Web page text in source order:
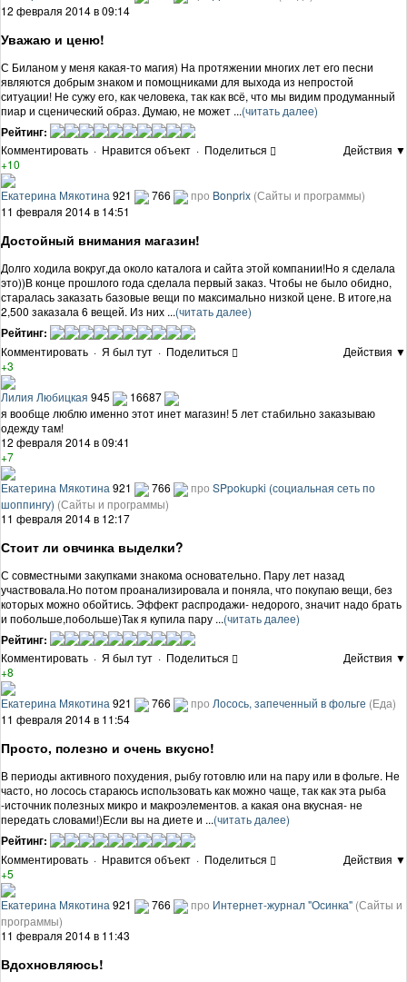
12 февраля 2014 в 09:14
Уважаю и ценю!
С Биланом у меня какая-то магия) На протяжении многих лет его песни
являются добрым знаком и помощниками для выхода из непростой
ситуации! Не сужу его, как человека, так как всё, что мы видим продуманный
пиар и сценический образ. Думаю, не может ...(читать далее)
Рейтинг:
Комментировать · Нравится объект · Поделиться
Действия ▼
+10
Екатерина Мякотина 921 766 про Bonprix (Сайты и программы)
11 февраля 2014 в 14:51
Достойный внимания магазин!
Долго ходила вокруг,да около каталога и сайта этой компании!Но я сделала
это))В конце прошлого года сделала первый заказ. Чтобы не было обидно,
старалась заказать базовые вещи по максимально низкой цене. В итоге,на
2,500 заказала 6 вещей. Из них ...(читать далее)
Рейтинг:
Комментировать · Я был тут · Поделиться
Действия ▼
+3
Лилия Любицкая 945
16687
я вообще люблю именно этот инет магазин! 5 лет стабильно заказываю
одежду там!
12 февраля 2014 в 09:41
+7
Екатерина Мякотина 921 766 про SPpokupki (социальная сеть по
шоппингу) (Сайты и программы)
11 февраля 2014 в 12:17
Стоит ли овчинка выделки?
С совместными закупками знакома основательно. Пару лет назад
участвовала.Но потом проанализировала и поняла, что покупаю вещи, без
которых можно обойтись. Эффект распродажи- недорого, значит надо брать
и побольше,побольше)Так я купила пару ...(читать далее)
Рейтинг:
Комментировать · Я был тут · Поделиться
Действия ▼
+8
Екатерина Мякотина 921 766 про Лосось, запеченный в фольге (Еда)
11 февраля 2014 в 11:54
Просто, полезно и очень вкусно!
В периоды активного похудения, рыбу готовлю или на пару или в фольге. Не
часто, но лосось стараюсь использовать как можно чаще, так как эта рыба
-источник полезных микро и макроэлементов. а какая она вкусная- не
передать словами!)Если вы на диете и ...(читать далее)
Рейтинг:
Комментировать · Нравится объект · Поделиться
Действия ▼
+5
Екатерина Мякотина 921 766 про Интернет-журнал "Осинка" (Сайты и
программы)
11 февраля 2014 в 11:43
Вдохновляюсь!